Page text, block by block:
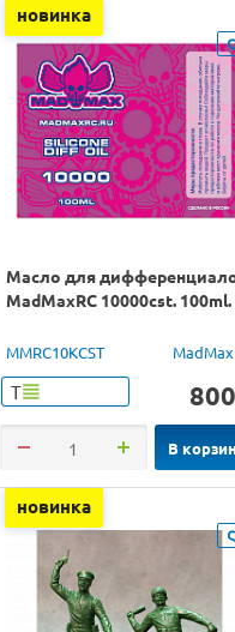
новинка
Масло для
MadMaxRC 10000cst. 100ml.
MMRC10KCST
Т 800
В
новинка